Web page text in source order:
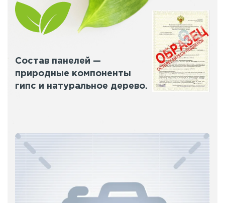
Состав панелей —
природные компоненты
гипс и натуральное дерево.